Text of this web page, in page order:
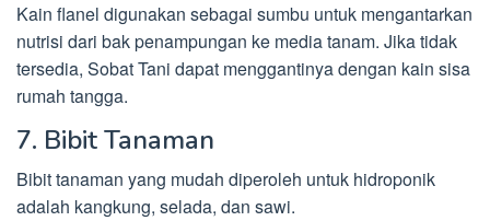
Kain flanel digunakan sebagai sumbu untuk mengantarkan
nutrisi dari bak penampungan ke media tanam. Jika tidak
tersedia, Sobat Tani dapat menggantinya dengan kain sisa
rumah tangga.
7. Bibit Tanaman
Bibit tanaman yang mudah diperoleh untuk hidroponik
adalah kangkung, selada, dan sawi.